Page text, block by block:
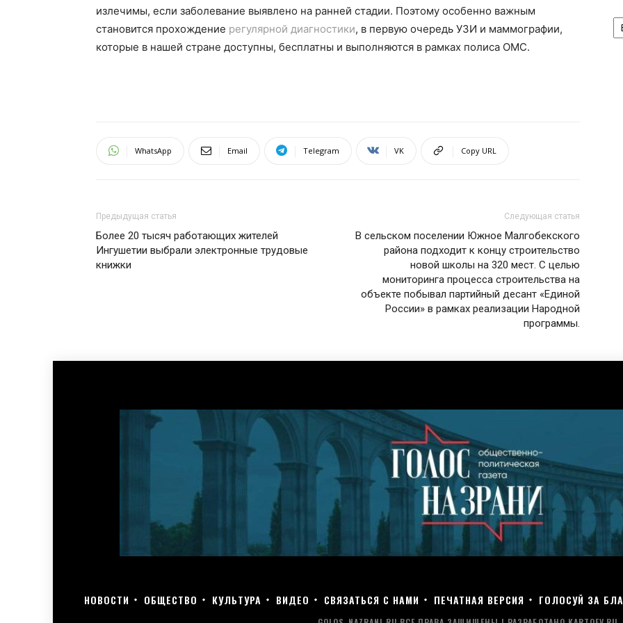
излечимы, если заболевание выявлено на ранней стадии. Поэтому особенно важным
становится прохождение регулярной диагностики, в первую очередь УЗИ и маммографии,
которые в нашей стране доступны, бесплатны и выполняются в рамках полиса ОМС.
WhatsApp Email Telegram VK Copy URL
Предыдущая статья
Более 20 тысяч работающих жителей
Ингушетии выбрали электронные трудовые
книжки
Следующая статья
В сельском поселении Южное Малгобекского
района подходит к концу строительство
новой школы на 320 мест. С целью
мониторинга процесса строительства на
объекте побывал партийный десант «Единой
России» в рамках реализации Народной
программы.
НОВОСТИ ОБЩЕСТВО КУЛЬТУРА ВИДЕО СВЯЗАТЬСЯ С НАМИ ПЕЧАТНАЯ ВЕРСИЯ ГОЛОСУЙ ЗА